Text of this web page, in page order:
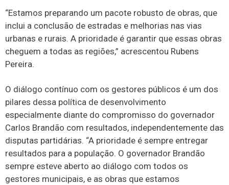
“Estamos preparando um pacote robusto de obras, que
inclui a conclusão de estradas e melhorias nas vias
urbanas e rurais. A prioridade é garantir que essas obras
cheguem a todas as regiões,” acrescentou Rubens
Pereira.
O diálogo contínuo com os gestores públicos é um dos
pilares dessa política de desenvolvimento
especialmente diante do compromisso do governador
Carlos Brandão com resultados, independentemente das
disputas partidárias. “A prioridade é sempre entregar
resultados para a população. O governador Brandão
sempre esteve aberto ao diálogo com todos os
gestores municipais, e as obras que estamos